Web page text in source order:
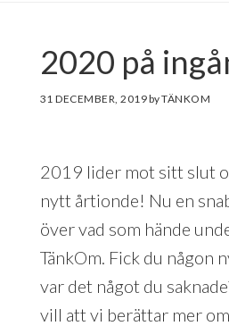
2020 på
31 DECEMBER, 2019by
2019 lider mot sitt slut
nytt årtionde! Nu en
över vad som hände
TänkOm. Fick du någon
var det något du
vill att vi berättar mer